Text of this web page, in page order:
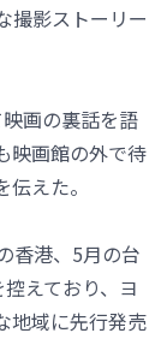
撮影ストーリー
画の裏話を語
映画館の外で待
えた。
香港、5月の台
えており、ヨ
地域に先行発売